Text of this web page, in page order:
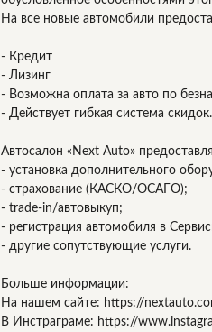
На все новые автомобили
- Кредит
- Лизинг
- Возможна оплата за авто по
- Действует гибкая система скидок.
Автосалон «Next Auto»
- установка дополнительного
- страхование (КАСКО/ОСАГО);
- trade-in/автовыкуп;
- регистрация автомобиля в
- другие сопутствующие услуги.
Больше информации:
На нашем сайте: https://
В Инстраграме: https://